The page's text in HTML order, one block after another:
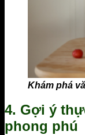
Khám phá
4. Gợi ý
phong phú